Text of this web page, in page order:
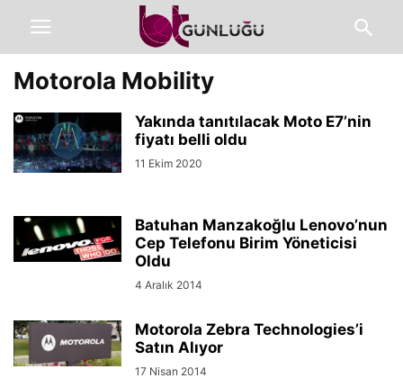
Motorola Mobility
Yakında tanıtılacak Moto E7­’nin
fiyatı belli oldu
11 Ekim 2020
Batuhan Manzakoğlu Lenovo’nun
Cep Telefonu Birim Yöneticisi
Oldu
4 Aralık 2014
Motorola Zebra Technologies’i
Satın Alıyor
17 Nisan 2014